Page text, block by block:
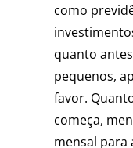
como
quanto
pequenos,
favor.
começa,
mensal para